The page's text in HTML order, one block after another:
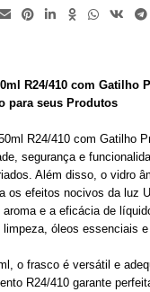
R24/410 com Gatilho
para seus Produtos
R24/410 com Gatilho
segurança e
Além disso, o vidro
os efeitos nocivos da luz
aroma e a eficácia de
óleos essenciais
o frasco é versátil e
R24/410 garante